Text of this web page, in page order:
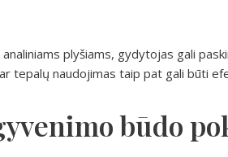
plyšiams, gydytojas gali
tepalų naudojimas taip pat gali būti
būdo